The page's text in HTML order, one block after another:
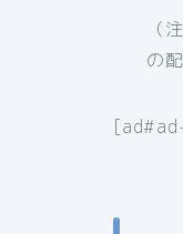
（
の